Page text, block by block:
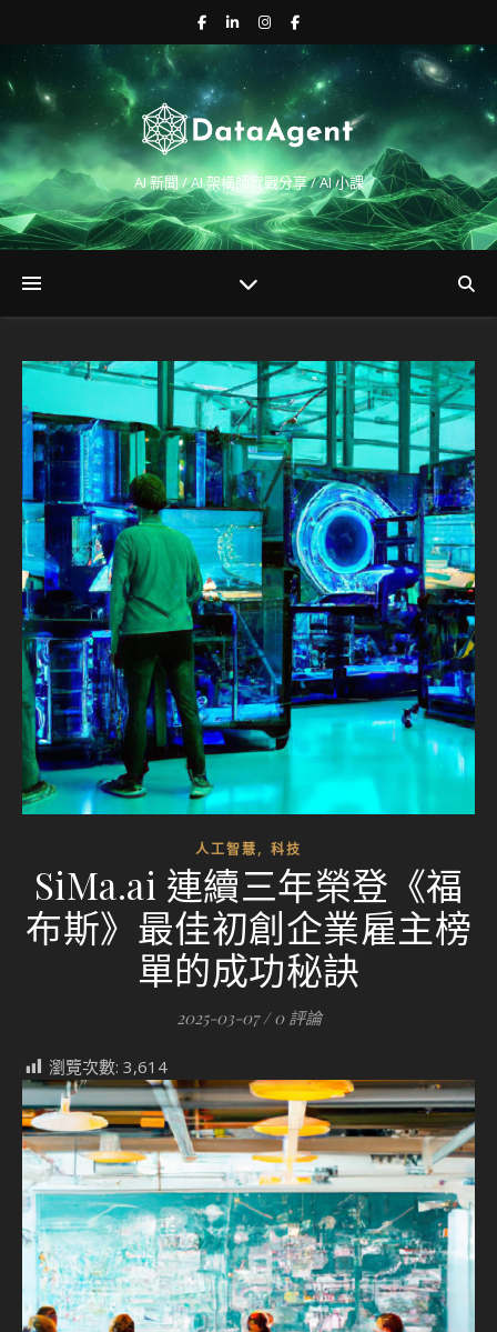
AI 新聞 / AI 架構師實戰分享 / AI 小課
人工智慧, 科技
SiMa.ai 連續三年榮登《福
布斯》最佳初創企業雇主榜
單的成功秘訣
2025-03-07 / 0 評論
瀏覽次數: 3,614